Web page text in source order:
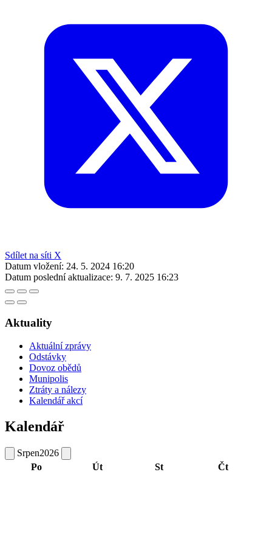
Sdílet na síti X
Datum vložení: 24. 5. 2024 16:20
Datum poslední aktualizace: 9. 7. 2025 16:23
Aktuality
Aktuální zprávy
Odstávky
Dovoz obědů
Munipolis
Ztráty a nálezy
Kalendář akcí
Kalendář
Srpen2026
Po
Út St Čt